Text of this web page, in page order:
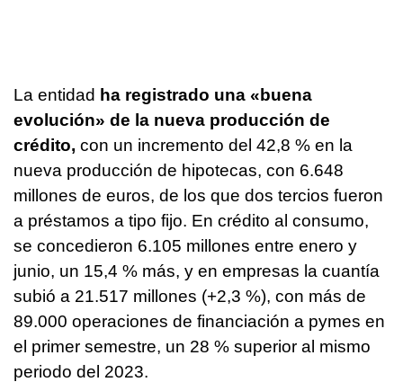
La entidad ha registrado una «buena
evolución» de la nueva producción de
crédito, con un incremento del 42,8 % en la
nueva producción de hipotecas, con 6.648
millones de euros, de los que dos tercios fueron
a préstamos a tipo fijo. En crédito al consumo,
se concedieron 6.105 millones entre enero y
junio, un 15,4 % más, y en empresas la cuantía
subió a 21.517 millones (+2,3 %), con más de
89.000 operaciones de financiación a pymes en
el primer semestre, un 28 % superior al mismo
periodo del 2023.